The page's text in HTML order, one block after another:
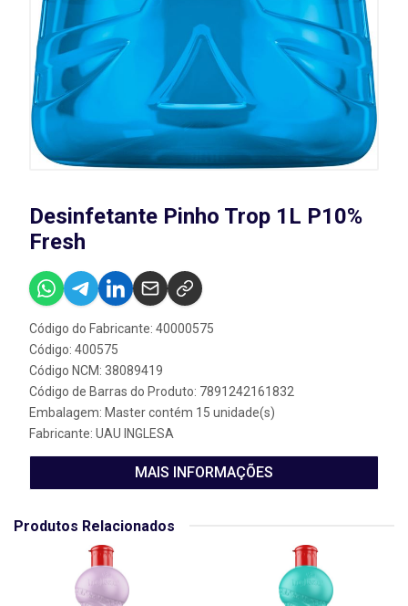
Desinfetante Pinho Trop 1L P10%
Fresh
Código do Fabricante: 40000575
Código: 400575
Código NCM: 38089419
Código de Barras do Produto: 7891242161832
Embalagem: Master contém 15 unidade(s)
Fabricante: UAU INGLESA
MAIS INFORMAÇÕES
Produtos Relacionados